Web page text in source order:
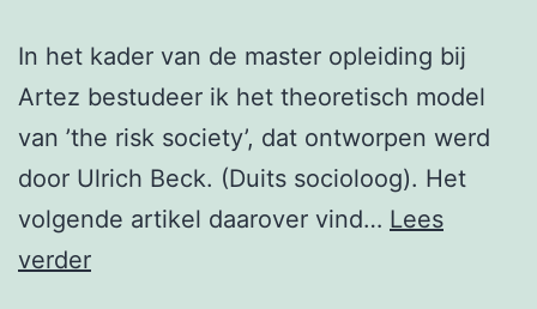
In het kader van de master opleiding bij
Artez bestudeer ik het theoretisch model
van ’the risk society’, dat ontworpen werd
door Ulrich Beck. (Duits socioloog). Het
volgende artikel daarover vind… Lees
verderJames